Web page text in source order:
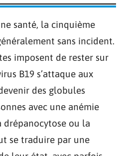
santé, la cinquième
sans incident.
imposent de rester sur
B19 s’attaque aux
des globules
avec une anémie
drépanocytose ou la
se traduire par une